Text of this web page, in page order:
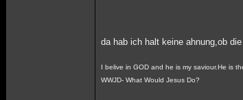
da hab ich halt keine ahnung,ob
I belive in GOD and he is my saviour.He is
WWJD- What Would Jesus Do?